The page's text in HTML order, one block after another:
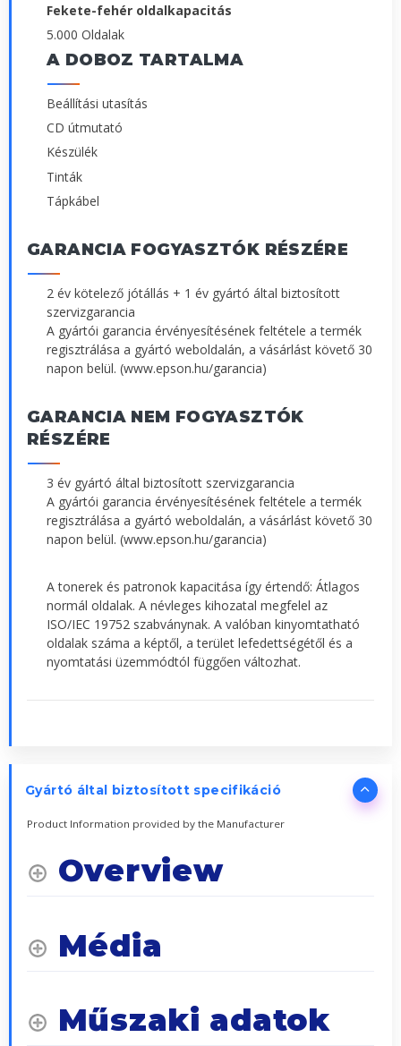
Fekete-fehér oldalkapacitás
5.000 Oldalak
A DOBOZ TARTALMA
Beállítási utasítás
CD útmutató
Készülék
Tinták
Tápkábel
GARANCIA FOGYASZTÓK RÉSZÉRE
2 év kötelező jótállás + 1 év gyártó által biztosított
szervizgarancia
A gyártói garancia érvényesítésének feltétele a termék
regisztrálása a gyártó weboldalán, a vásárlást követő 30
napon belül. (www.epson.hu/garancia)
GARANCIA NEM FOGYASZTÓK
RÉSZÉRE
3 év gyártó által biztosított szervizgarancia
A gyártói garancia érvényesítésének feltétele a termék
regisztrálása a gyártó weboldalán, a vásárlást követő 30
napon belül. (www.epson.hu/garancia)
A tonerek és patronok kapacitása így értendő: Átlagos
normál oldalak. A névleges kihozatal megfelel az
ISO/IEC 19752 szabványnak. A valóban kinyomtatható
oldalak száma a képtől, a terület lefedettségétől és a
nyomtatási üzemmódtól függően változhat.
Gyártó által biztosított specifikáció
Product Information provided by the Manufacturer
Overview
Média
Műszaki adatok